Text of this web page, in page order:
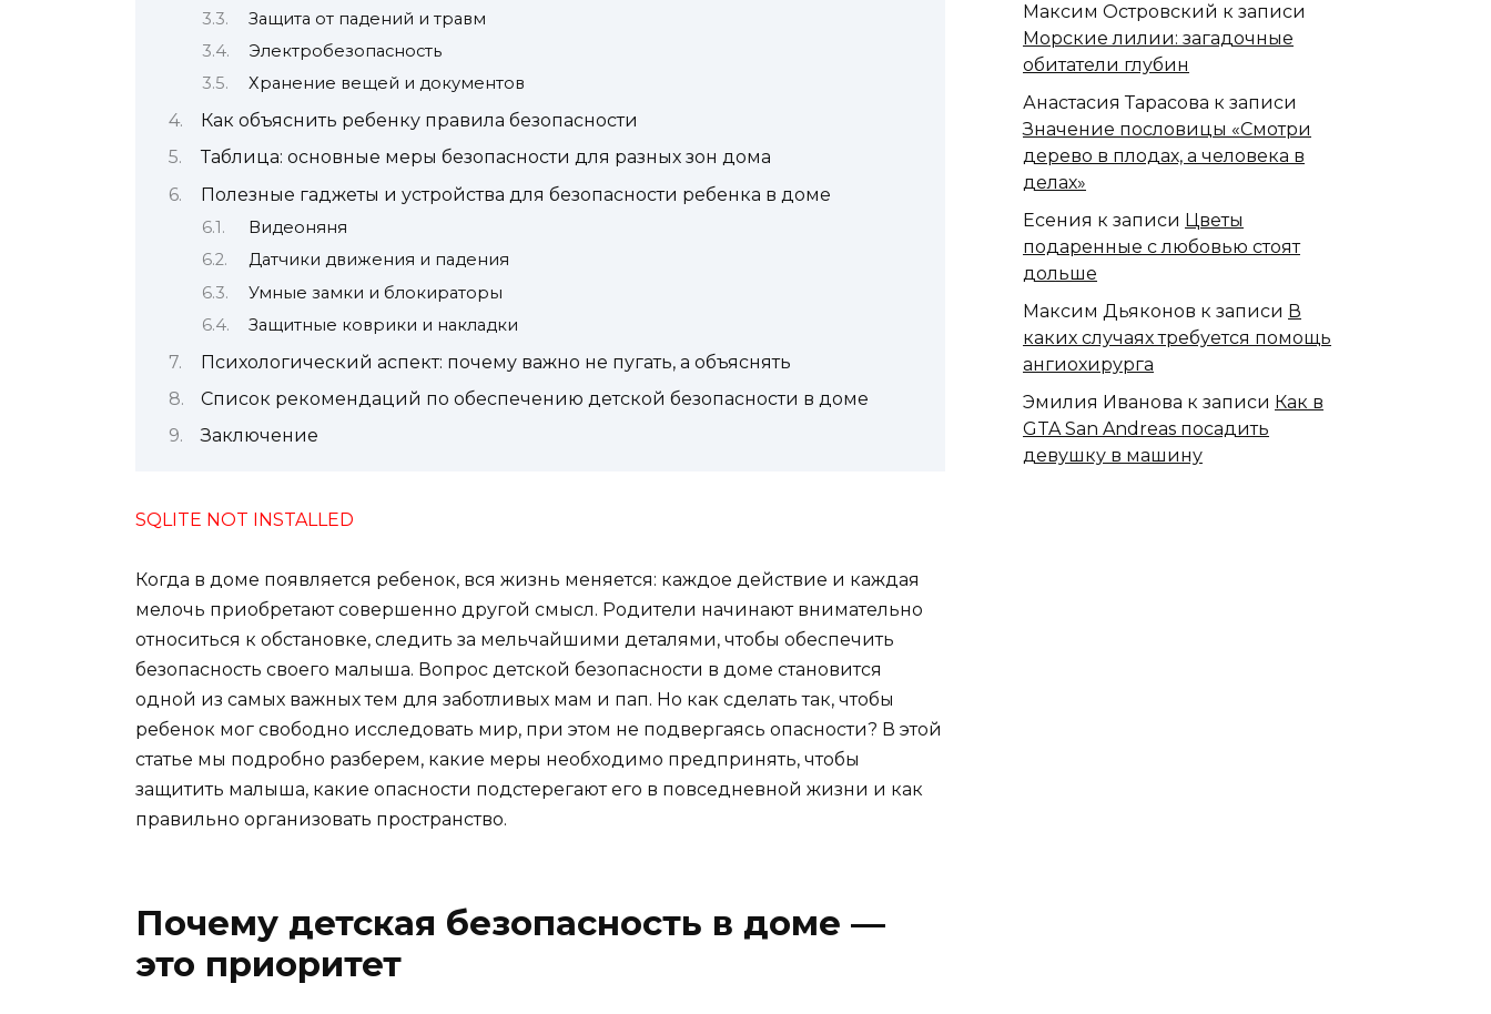
Защита от падений и травм
Электробезопасность
Хранение вещей и документов
Как объяснить ребенку правила безопасности
Таблица: основные меры безопасности для разных зон дома
Полезные гаджеты и устройства для безопасности ребенка в доме
Видеоняня
Датчики движения и падения
Умные замки и блокираторы
Защитные коврики и накладки
Психологический аспект: почему важно не пугать, а объяснять
Список рекомендаций по обеспечению детской безопасности в доме
Заключение
SQLITE NOT INSTALLED
Когда в доме появляется ребенок, вся жизнь меняется: каждое действие и каждая
мелочь приобретают совершенно другой смысл. Родители начинают внимательно
относиться к обстановке, следить за мельчайшими деталями, чтобы обеспечить
безопасность своего малыша. Вопрос детской безопасности в доме становится
одной из самых важных тем для заботливых мам и пап. Но как сделать так, чтобы
ребенок мог свободно исследовать мир, при этом не подвергаясь опасности? В этой
статье мы подробно разберем, какие меры необходимо предпринять, чтобы
защитить малыша, какие опасности подстерегают его в повседневной жизни и как
правильно организовать пространство.
Почему детская безопасность в доме —
это приоритет
Максим Островский к записи
Морские лилии: загадочные
обитатели глубин
Анастасия Тарасова к записи
Значение пословицы «Смотри
дерево в плодах, а человека в
делах»
Есения к записи Цветы
подаренные с любовью стоят
дольше
Максим Дьяконов к записи В
каких случаях требуется помощь
ангиохирурга
Эмилия Иванова к записи Как в
GTA San Andreas посадить
девушку в машину